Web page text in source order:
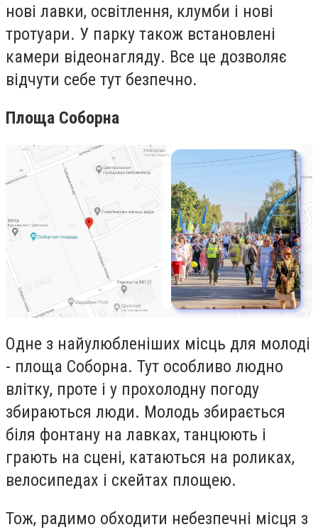
нові лавки, освітлення, клумби і нові
тротуари. У парку також встановлені
камери відеонагляду. Все це дозволяє
відчути себе тут безпечно.
Площа Соборна
Одне з найулюбленіших місць для молоді
- площа Соборна. Тут особливо людно
влітку, проте і у прохолодну погоду
збираються люди. Молодь збирається
біля фонтану на лавках, танцюють і
грають на сцені, катаються на роликах,
велосипедах і скейтах площею.
Тож, радимо обходити небезпечні місця з